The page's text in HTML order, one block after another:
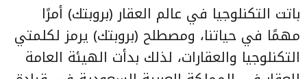
باتت التكنلوجيا في عالم العقار (بروبتك) أمرًا
مهمًا في حياتنا، ومصطلح (بروبتك) يرمز لكلمتي
التكنلوجيا والعقارات، لذلك بدأت الهيئة العامة